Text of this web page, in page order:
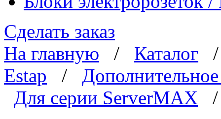
Сделать заказ
На главную / Каталог
Estap /
Для серии ServerMAX /